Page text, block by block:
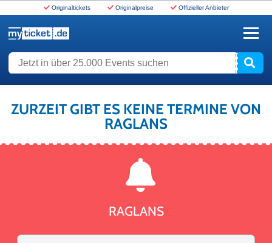
Originaltickets Originalpreise Offizieller Anbieter
Jetzt in über 25.000 Events suchen
ZURZEIT GIBT ES KEINE TERMINE VON
RAGLANS
RAGLANS